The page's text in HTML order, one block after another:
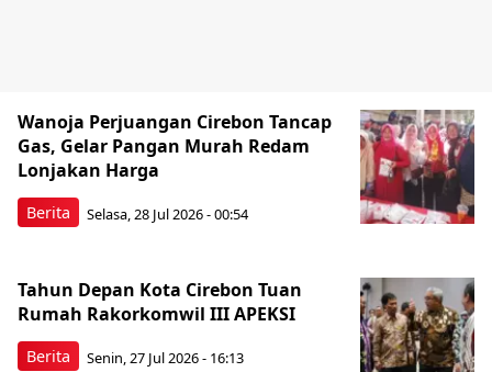
Berita
Wanoja Perjuangan Cirebon Tancap
Gas, Gelar Pangan Murah Redam
Lonjakan Harga
Selasa, 28 Jul 2026 - 00:54
Berita
Tahun Depan Kota Cirebon Tuan
Rumah Rakorkomwil III APEKSI
Senin, 27 Jul 2026 - 16:13